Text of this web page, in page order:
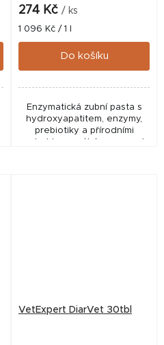
274 Kč / ks
Měrná
cena:
1 096 Kč / 1 l
Do košíku
Enzymatická zubní pasta s
hydroxyapatitem, enzymy,
prebiotiky a přírodními
extrakty pomáhá omezovat
VetExpert DiarVet 30tbl